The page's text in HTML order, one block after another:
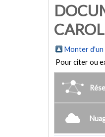
Monter d'un
Pour citer ou